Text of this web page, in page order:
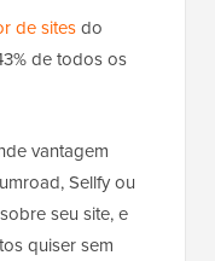
de sitesdo
de todos os
vantagem
Sellfy ou
seu site, e
quiser sem